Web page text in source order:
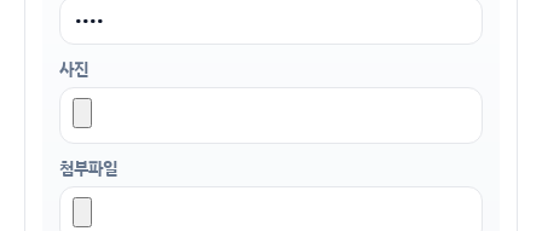
사진
첨부파일